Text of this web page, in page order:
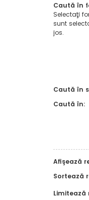
Caută în
Selectaţi
sunt
jos.
Caută în
Caută în:
Afişează
Sortează